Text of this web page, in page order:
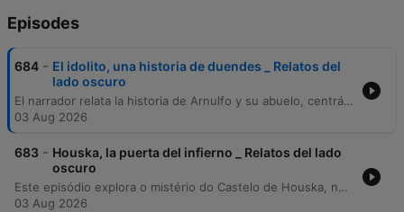
Episodes
684 - El idolito, una historia de duendes _ Relatos del
lado oscuro
El narrador relata la historia de Arnulfo y su abuelo, centrándose en una experiencia laboral en la selva de Tabasco durante los años 50, donde enfrentaron fenómenos inexplicables atribuidos a la falta de permiso ante los dueños de la tierra. Tras recibir un ídolo de piedra de un hombre misterioso, el abuelo experimentó sucesos paranormales y problemas mecánicos en su hogar, lo que lo llevó a crear un altar en la selva para apaciguar a las entidades. Posteriormente, tras sobrevivir ileso a un ataque delictivo en Guerrero, el abuelo confirmó la protección de estos seres al hallar huellas extrañas alrededor de su caseta. Antes de morir, organizó un viaje para devolver el ídolo a la selva, presenciando una figura misteriosa durante su partida.
03 Aug 2026
683 - Houska, la puerta del infierno _ Relatos del lado
oscuro
Este episódio explora o mistério do Castelo de Houska, na República Checa, uma construção cuja arquitetura sugere que seu propósito não era a defesa externa, mas sim o confinamento de entidades vindas de uma fenda no subsolo. A narrativa detalha as crenças sobre este portal para o inferno e a iconografia demoníقia presente em suas estruturas. A investigação percorre desde os relatos de terror de soldados no século XVII até o uso do local por organizações nazistas para ritos ancestrais e sacrifícios. O episódio aborda também as tentativas soviéticas de transformar o castelo em um sanatório, que foram interrompidas por eventos misteriosos, como contaminações radioativas e acidentes inexplicáveis.
03 Aug 2026